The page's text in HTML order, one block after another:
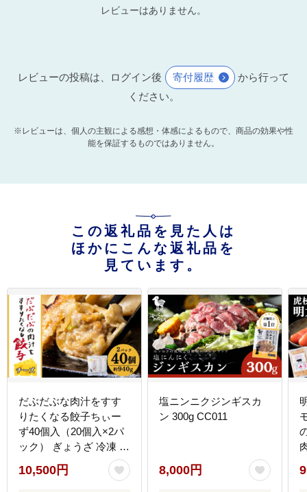
レビューはありません。
レビューの投稿は、ログイン後 寄付履歴
から行って
ください。
※レビューは、個人の主観による感想・体感によるもので、商品の効果や性
能を保証するものではありません。
この返礼品を見た人は
ほかにこんな返礼品を
見ています。
だぶだぶな肉汁をすす
りたくなる餃子ちぃー
ず40個入（20個入×2パ
ック） ぎょうざ 冷凍 ギ
ョウザ おつまみ おかず
中華 惣菜 チーズ BE009
10,500円
塩ニンニクジンギスカ
ン 300g CC011
8,000円
モ